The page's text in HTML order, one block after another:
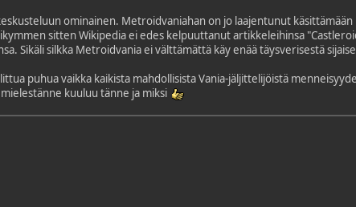
ominainen. Metroidvaniahan on jo laajentunut
sitten Wikipedia ei edes kelpuuttanut artikkeleihinsa
Sikäli silkka Metroidvania ei välttämättä käy enää täysverisestä
puhua vaikka kaikista mahdollisista Vania-jäljittelijöistä
kuuluu tänne ja miksi